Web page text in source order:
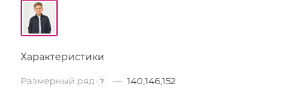
Характеристики
Размерный ряд ? — 140,146,152